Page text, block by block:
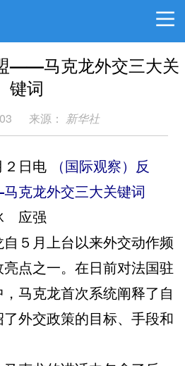
——马克龙外交三大关
键词
来源： 新华社
日电
（国际观察）反
克龙外交三大关键词
应强
５月上台以来外交动作频
点之一。在日前对法国驻
马克龙首次系统阐释了自
外交政策的目标、手段和